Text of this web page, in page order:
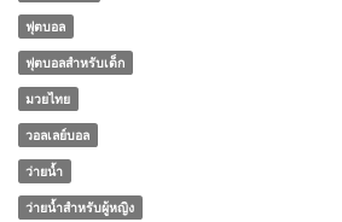
ฟุตบอล
ฟุตบอลสำหรับเด็ก
มวยไทย
วอลเลย์บอล
ว่ายน้ำ
ว่ายน้ำสำหรับผู้หญิง